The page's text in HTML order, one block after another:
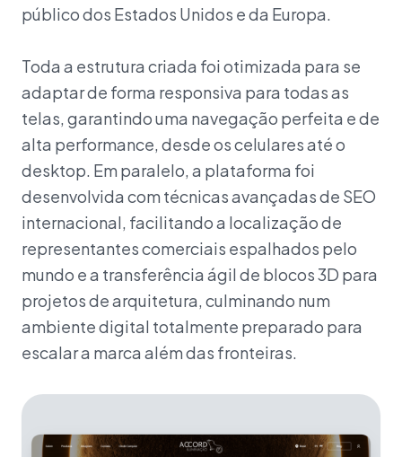
público dos Estados Unidos e da Europa.
Toda a estrutura criada foi otimizada para se
adaptar de forma responsiva para todas as
telas, garantindo uma navegação perfeita e de
alta performance, desde os celulares até o
desktop. Em paralelo, a plataforma foi
desenvolvida com técnicas avançadas de SEO
internacional, facilitando a localização de
representantes comerciais espalhados pelo
mundo e a transferência ágil de blocos 3D para
projetos de arquitetura, culminando num
ambiente digital totalmente preparado para
escalar a marca além das fronteiras.